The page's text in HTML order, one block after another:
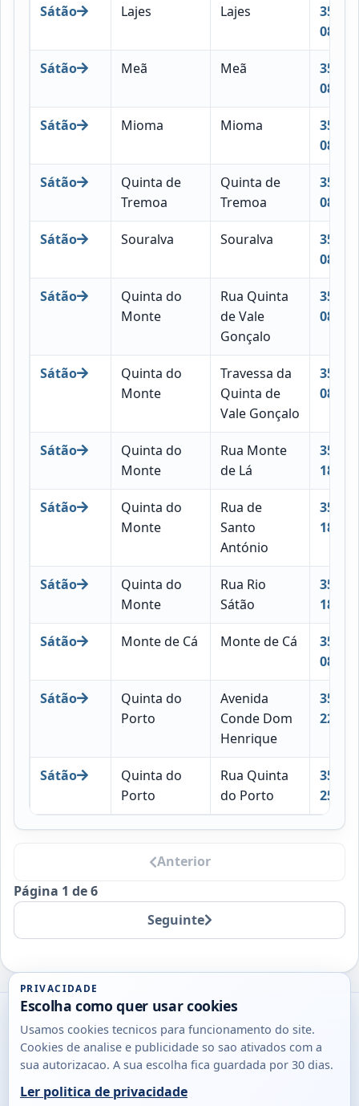
Sátão Lajes Lajes
3560-
083
Sátão Meã Meã
3560-
084
Sátão Mioma Mioma
3560-
085
Sátão
Quinta de
Tremoa
Quinta de
Tremoa
3560-
086
Sátão Souralva Souralva
3560-
088
Sátão
Quinta do
Monte
Rua Quinta
de Vale
Gonçalo
3560-
089
Sátão
Quinta do
Monte
Travessa da
Quinta de
Vale Gonçalo
3560-
089
Sátão
Quinta do
Monte
Rua Monte
de Lá
3560-
187
Sátão
Quinta do
Monte
Rua de
Santo
António
3560-
187
Sátão
Quinta do
Monte
Rua Rio
Sátão
3560-
187
Sátão Monte de Cá Monte de Cá
3560-
087
Sátão
Quinta do
Porto
Avenida
Conde Dom
Henrique
3560-
225
Sátão
Quinta do
Porto
Rua Quinta
do Porto
3560-
256
Anterior
Página 1 de 6
Seguinte
Utils
DB
Consultas
para
PRIVACIDADE
Escolha como quer usar cookies
Usamos cookies tecnicos para funcionamento do site.
Cookies de analise e publicidade so sao ativados com a
sua autorizacao. A sua escolha fica guardada por 30 dias.
Ler politica de privacidade